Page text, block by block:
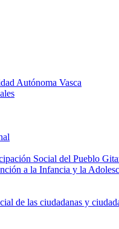
Autónoma Vasca
Social del Pueblo
a la Infancia y la
de las ciudadanas y